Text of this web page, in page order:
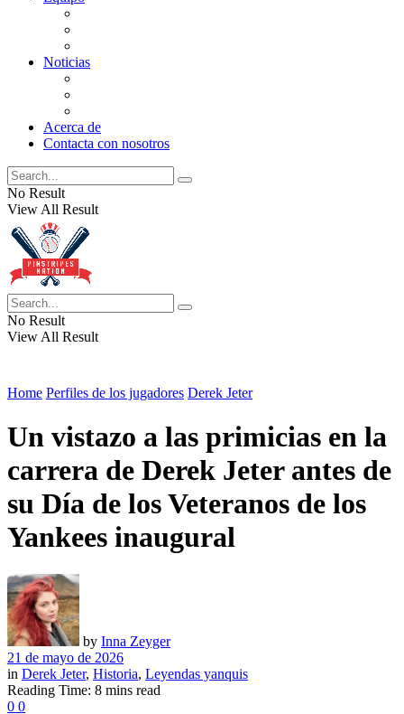
Noticias
Acerca de
Contacta con nosotros
No Result
View All Result
No Result
View All Result
Home Perfiles de los jugadores Derek Jeter
Un vistazo a las primicias en la
carrera de Derek Jeter antes de
su Día de los Veteranos de los
Yankees inaugural
by Inna Zeyger
21 de mayo de 2026
in Derek Jeter, Historia, Leyendas yanquis
Reading Time: 8 mins read
0 0